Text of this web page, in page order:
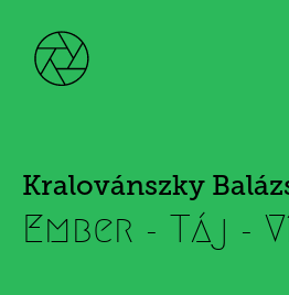
Kralovánszky
Ember - Táj -